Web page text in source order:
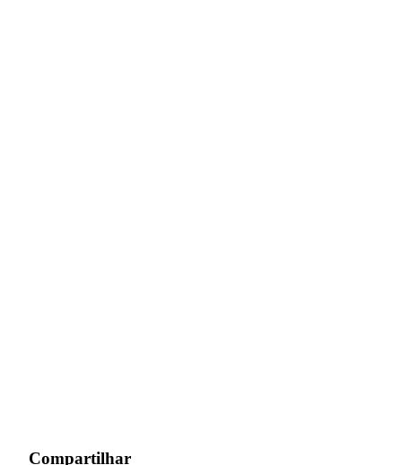
Compartilhar